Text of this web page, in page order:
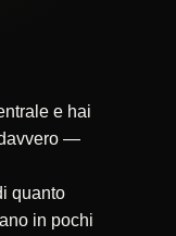
e hai
—
quanto
in pochi